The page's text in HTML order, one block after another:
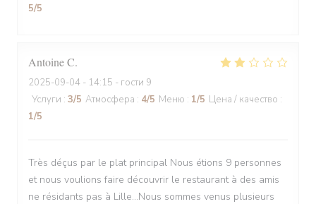
5/5
AntoineC
2025-09-04 - 14:15 - гости 9
Услуги : 3/5 Атмосфера : 4/5 Меню : 1/5 Цена / качество :
1/5
Très déçus par le plat principal Nous étions 9 personnes
et nous voulions faire découvrir le restaurant à des amis
ne résidants pas à Lille...Nous sommes venus plusieurs